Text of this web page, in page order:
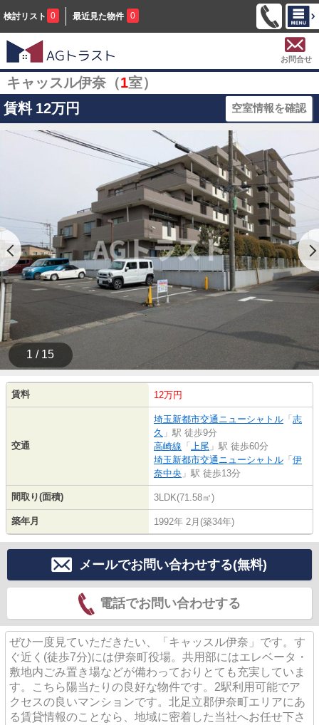
検討リスト 0 最近見た物件 0
お問合せ
キャッスル伊奈（1室）
賃料 12万円 空室情報を確認
1 / 15
賃料 12万円
交通
埼玉新都市交通ニューシャトル 「 志
久 」駅 徒歩9分
高崎線 「 上尾 」駅 徒歩60分
埼玉新都市交通ニューシャトル 「 伊
奈中央 」駅 徒歩13分
間取り(面積) 3LDK(71.58㎡)
築年月 1992年 2月(築34年)
メールでお問い合わせする(無料)
電話でお問い合わせする
ぜひ一度見ていただきたい、「キャッスル伊奈」です。す
ぐ近く(徒歩7分)には伊奈町役場。共用部にはエレベータ・
敷地内ごみ置き場などが備わっておりとても充実していま
す。こちら陽当たりの良好な物件です。2駅利用可能でア
クセスの良いマンションです。北足立郡伊奈町エリアにあ
る賃貸情報のことなら、地域に密着した当社へお任せ下さ